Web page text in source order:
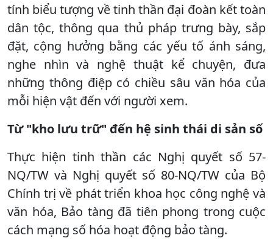
tính biểu tượng về tinh thần đại đoàn kết toàn
dân tộc, thông qua thủ pháp trưng bày, sắp
đặt, cộng hưởng bằng các yếu tố ánh sáng,
nghe nhìn và nghệ thuật kể chuyện, đưa
những thông điệp có chiều sâu văn hóa của
mỗi hiện vật đến với người xem.
Từ "kho lưu trữ" đến hệ sinh thái di sản số
Thực hiện tinh thần các Nghị quyết số 57-
NQ/TW và Nghị quyết số 80-NQ/TW của Bộ
Chính trị về phát triển khoa học công nghệ và
văn hóa, Bảo tàng đã tiên phong trong cuộc
cách mạng số hóa hoạt động bảo tàng.